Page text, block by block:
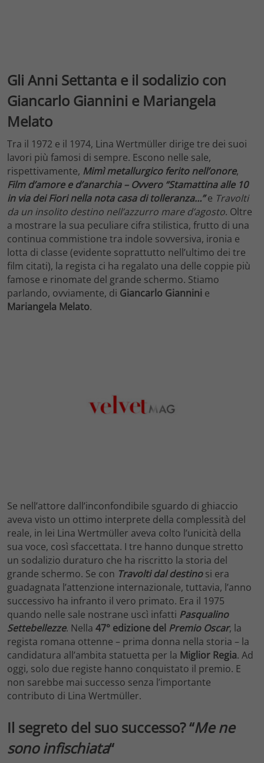
Gli Anni Settanta e il sodalizio con
Giancarlo Giannini e Mariangela
Melato
Tra il 1972 e il 1974, Lina Wertmüller dirige tre dei suoi
lavori più famosi di sempre. Escono nelle sale,
rispettivamente, Mimì metallurgico ferito nell’onore,
Film d’amore e d’anarchia – Ovvero “Stamattina alle 10
in via dei Fiori nella nota casa di tolleranza…” e Travolti
da un insolito destino nell’azzurro mare d’agosto. Oltre
a mostrare la sua peculiare cifra stilistica, frutto di una
continua commistione tra indole sovversiva, ironia e
lotta di classe (evidente soprattutto nell’ultimo dei tre
film citati), la regista ci ha regalato una delle coppie più
famose e rinomate del grande schermo. Stiamo
parlando, ovviamente, di Giancarlo Giannini e
Mariangela Melato.
Se nell’attore dall’inconfondibile sguardo di ghiaccio
aveva visto un ottimo interprete della complessità del
reale, in lei Lina Wertmüller aveva colto l’unicità della
sua voce, così sfaccettata. I tre hanno dunque stretto
un sodalizio duraturo che ha riscritto la storia del
grande schermo. Se con Travolti dal destinosi era
guadagnata l’attenzione internazionale, tuttavia, l’anno
successivo ha infranto il vero primato. Era il 1975
quando nelle sale nostrane uscì infatti Pasqualino
Settebellezze. Nella 47° edizione del Premio Oscar, la
regista romana ottenne – prima donna nella storia – la
candidatura all’ambita statuetta per la Miglior Regia. Ad
oggi, solo due registe hanno conquistato il premio. E
non sarebbe mai successo senza l’importante
contributo di Lina Wertmüller.
Il segreto del suo successo? “Me ne
sono infischiata“